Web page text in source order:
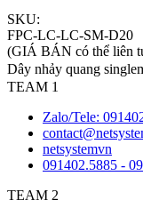
SKU:
FPC-LC-LC-SM-D20
(GIÁ BÁN có thể liên
Dây nhảy quang
TEAM 1
Zalo/Tele:
netsystemvn
091402.5885 -
TEAM 2